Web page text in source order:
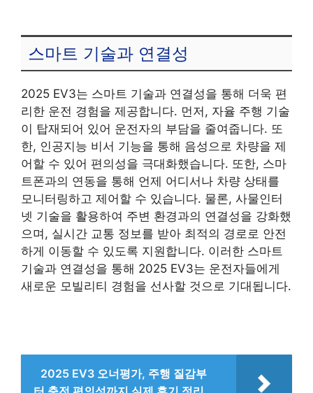
스마트 기술과 연결성
2025 EV3는 스마트 기술과 연결성을 통해 더욱 편
리한 운전 경험을 제공합니다. 먼저, 자율 주행 기술
이 탑재되어 있어 운전자의 부담을 줄여줍니다. 또
한, 인공지능 비서 기능을 통해 음성으로 차량을 제
어할 수 있어 편의성을 극대화했습니다. 또한, 스마
트폰과의 연동을 통해 언제 어디서나 차량 상태를
모니터링하고 제어할 수 있습니다. 물론, 사물인터
넷 기술을 활용하여 주변 환경과의 연결성을 강화했
으며, 실시간 교통 정보를 받아 최적의 경로로 안전
하게 이동할 수 있도록 지원합니다. 이러한 스마트
기술과 연결성을 통해 2025 EV3는 운전자들에게
새로운 모빌리티 경험을 선사할 것으로 기대됩니다.
2025 EV3 오너평가, 주행 질감부